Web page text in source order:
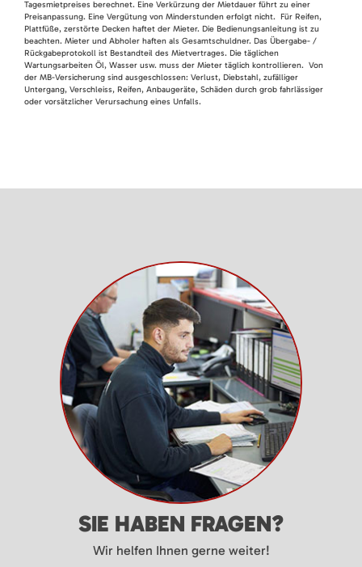
Tagesmietpreises berechnet. Eine Verkürzung der Mietdauer führt zu einer
Preisanpassung. Eine Vergütung von Minderstunden erfolgt nicht. Für Reifen,
Plattfüße, zerstörte Decken haftet der Mieter. Die Bedienungsanleitung ist zu
beachten. Mieter und Abholer haften als Gesamtschuldner. Das Übergabe- /
Rückgabeprotokoll ist Bestandteil des Mietvertrages. Die täglichen
Wartungsarbeiten Öl, Wasser usw. muss der Mieter täglich kontrollieren. Von
der MB-Versicherung sind ausgeschlossen: Verlust, Diebstahl, zufälliger
Untergang, Verschleiss, Reifen, Anbaugeräte, Schäden durch grob fahrlässiger
oder vorsätzlicher Verursachung eines Unfalls.
SIE HABEN FRAGEN?
Wir helfen Ihnen gerne weiter!